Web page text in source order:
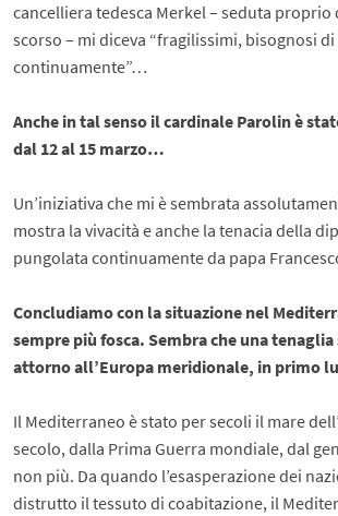
cancelliera tedesca Merkel – seduta
scorso – mi diceva “fragilissimi, bisognosi
continuamente”…
Anche in tal senso il cardinale Parolin è
dal 12 al 15 marzo…
Un’iniziativa che mi è sembrata
mostra la vivacità e anche la tenacia della
pungolata continuamente da papa
Concludiamo con la situazione nel
sempre più fosca. Sembra che una
attorno all’Europa meridionale, in primo
Il Mediterraneo è stato per secoli il mare
secolo, dalla Prima Guerra mondiale, dal
non più. Da quando l’esasperazione dei
distrutto il tessuto di coabitazione, il